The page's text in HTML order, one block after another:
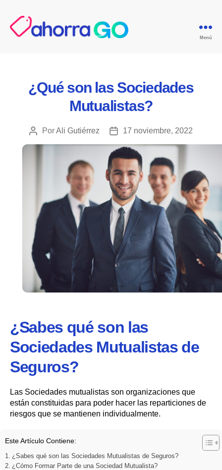
Menú
Categorías
¿Qué son las Sociedades
Mutualistas?
Autor
de
publicación
PorAli Gutiérrez
Fecha
de
la
publicación
17 noviembre, 2022
¿Sabes qué son las
Sociedades Mutualistas de
Seguros?
Las Sociedades mutualistas son organizaciones que
están constituidas para poder hacer las reparticiones de
riesgos que se mantienen individualmente.
Este Artículo Contiene:
¿Sabes qué son las Sociedades Mutualistas de Seguros?
¿Cómo Formar Parte de una Sociedad Mutualista?